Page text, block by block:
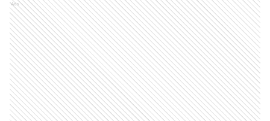
Ads